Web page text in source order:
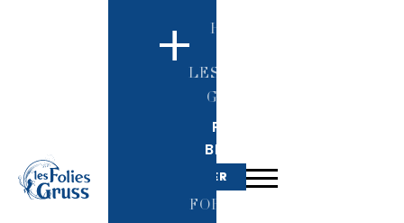
RÉSERVER
HOME
LES FOLIES
GRUSS
PARIS
BÉZIERS
FORMULES
+